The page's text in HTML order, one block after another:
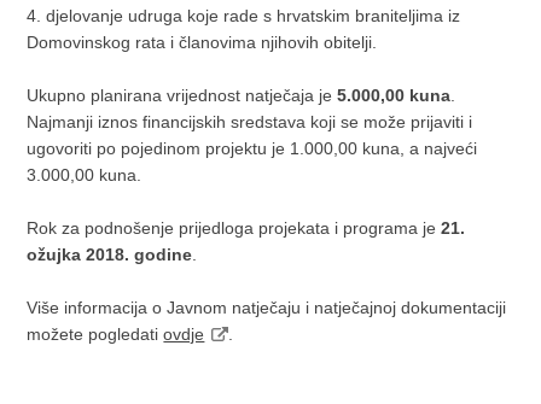
4. djelovanje udruga koje rade s hrvatskim braniteljima iz
Domovinskog rata i članovima njihovih obitelji.
Ukupno planirana vrijednost natječaja je5.000,00 kuna
Najmanji iznos financijskih sredstava koji se može prijaviti i
ugovoriti po pojedinom projektu je 1.000,00 kuna, a najveći
3.000,00 kuna.
Rok za podnošenje prijedloga projekata i programa je21.
ožujka 2018. godine
Više informacija o Javnom natječaju i natječajnoj dokumentaciji
možete pogledatiovdje